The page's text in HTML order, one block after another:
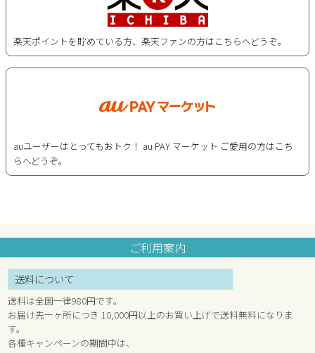
楽天ポイントを貯めている方、楽天ファンの方はこちらへどうぞ。
auユーザーはとってもおトク！ au PAY マーケット ご愛用の方はこち
らへどうぞ。
ご利用案内
送料について
送料は全国一律980円です。
お届け先一ヶ所につき 10,000円以上のお買い上げで送料無料になりま
す。
各種キャンペーンの期間中は、